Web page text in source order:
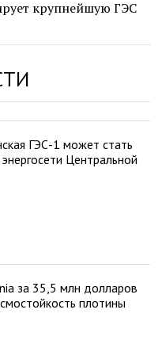
крупнейшую ГЭС
ГЭС-1 может стать
Центральной
за 35,5 млн долларов
плотины